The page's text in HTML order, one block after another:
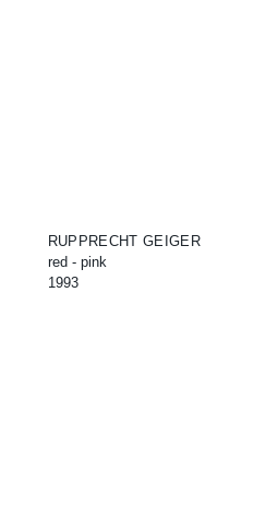
RUPPRECHT GEIGER
red - pink
1993